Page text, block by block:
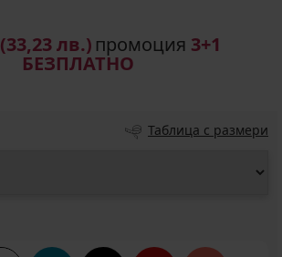
(33,23 лв.) промоция 3+1
БЕЗПЛАТНО
Таблица с размери